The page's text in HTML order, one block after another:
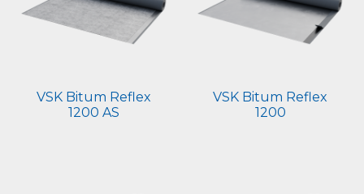
VSK Bitum Reflex
1200 AS
VSK Bitum Reflex
1200